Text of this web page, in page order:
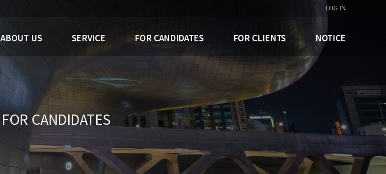
LOG IN
ABOUT US SERVICE FOR CANDIDATES FOR CLIENTS NOTICE
FOR CANDIDATES